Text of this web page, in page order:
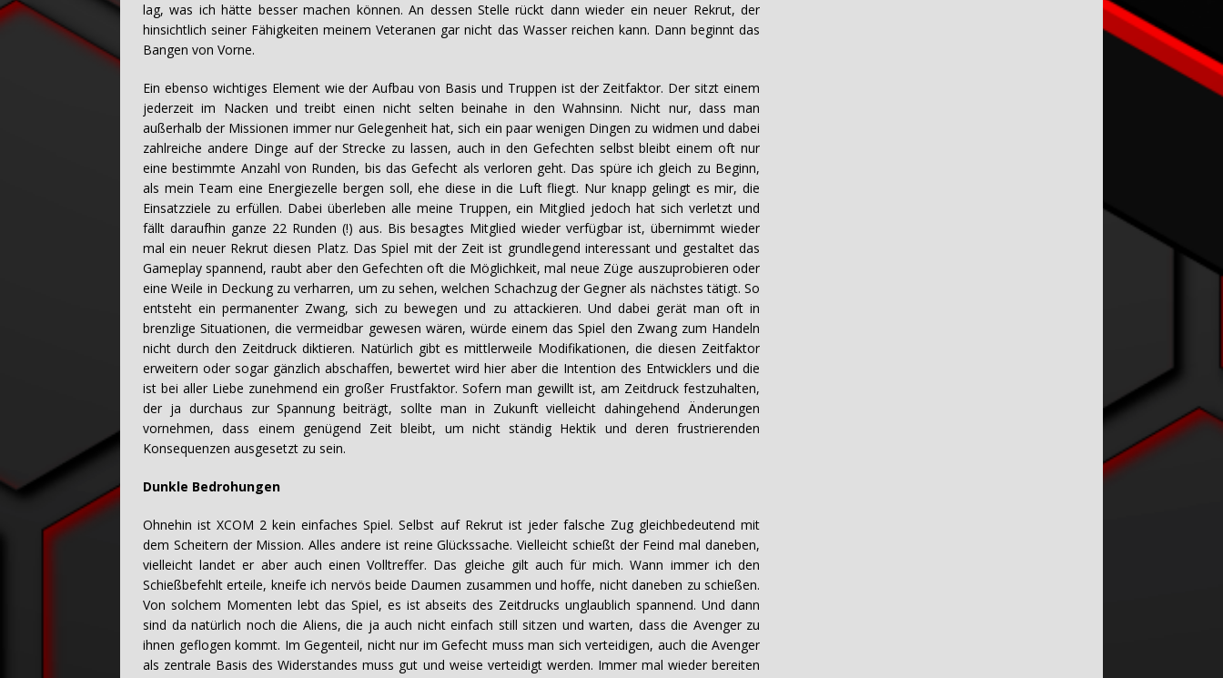
lag, was ich hätte besser machen können. An dessen Stelle rückt dann wieder ein neuer Rekrut, der
hinsichtlich seiner Fähigkeiten meinem Veteranen gar nicht das Wasser reichen kann. Dann beginnt das
Bangen von Vorne.
Ein ebenso wichtiges Element wie der Aufbau von Basis und Truppen ist der Zeitfaktor. Der sitzt einem
jederzeit im Nacken und treibt einen nicht selten beinahe in den Wahnsinn. Nicht nur, dass man
außerhalb der Missionen immer nur Gelegenheit hat, sich ein paar wenigen Dingen zu widmen und dabei
zahlreiche andere Dinge auf der Strecke zu lassen, auch in den Gefechten selbst bleibt einem oft nur
eine bestimmte Anzahl von Runden, bis das Gefecht als verloren geht. Das spüre ich gleich zu Beginn,
als mein Team eine Energiezelle bergen soll, ehe diese in die Luft fliegt. Nur knapp gelingt es mir, die
Einsatzziele zu erfüllen. Dabei überleben alle meine Truppen, ein Mitglied jedoch hat sich verletzt und
fällt daraufhin ganze 22 Runden (!) aus. Bis besagtes Mitglied wieder verfügbar ist, übernimmt wieder
mal ein neuer Rekrut diesen Platz. Das Spiel mit der Zeit ist grundlegend interessant und gestaltet das
Gameplay spannend, raubt aber den Gefechten oft die Möglichkeit, mal neue Züge auszuprobieren oder
eine Weile in Deckung zu verharren, um zu sehen, welchen Schachzug der Gegner als nächstes tätigt. So
entsteht ein permanenter Zwang, sich zu bewegen und zu attackieren. Und dabei gerät man oft in
brenzlige Situationen, die vermeidbar gewesen wären, würde einem das Spiel den Zwang zum Handeln
nicht durch den Zeitdruck diktieren. Natürlich gibt es mittlerweile Modifikationen, die diesen Zeitfaktor
erweitern oder sogar gänzlich abschaffen, bewertet wird hier aber die Intention des Entwicklers und die
ist bei aller Liebe zunehmend ein großer Frustfaktor. Sofern man gewillt ist, am Zeitdruck festzuhalten,
der ja durchaus zur Spannung beiträgt, sollte man in Zukunft vielleicht dahingehend Änderungen
vornehmen, dass einem genügend Zeit bleibt, um nicht ständig Hektik und deren frustrierenden
Konsequenzen ausgesetzt zu sein.
Dunkle Bedrohungen
Ohnehin ist XCOM 2 kein einfaches Spiel. Selbst auf Rekrut ist jeder falsche Zug gleichbedeutend mit
dem Scheitern der Mission. Alles andere ist reine Glückssache. Vielleicht schießt der Feind mal daneben,
vielleicht landet er aber auch einen Volltreffer. Das gleiche gilt auch für mich. Wann immer ich den
Schießbefehlt erteile, kneife ich nervös beide Daumen zusammen und hoffe, nicht daneben zu schießen.
Von solchem Momenten lebt das Spiel, es ist abseits des Zeitdrucks unglaublich spannend. Und dann
sind da natürlich noch die Aliens, die ja auch nicht einfach still sitzen und warten, dass die Avenger zu
ihnen geflogen kommt. Im Gegenteil, nicht nur im Gefecht muss man sich verteidigen, auch die Avenger
als zentrale Basis des Widerstandes muss gut und weise verteidigt werden. Immer mal wieder bereiten